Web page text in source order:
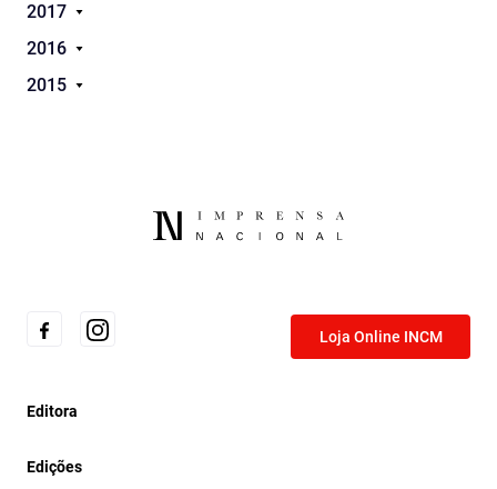
2017
2016
2015
Loja Online INCM
Editora
Edições